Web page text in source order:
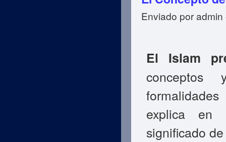
Enviado poradmin
El Islam
conceptos
explica en
significado